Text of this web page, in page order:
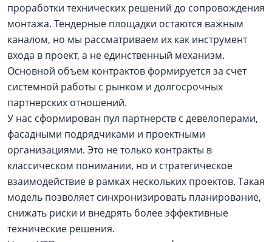
проработки технических решений до сопровождения
монтажа. Тендерные площадки остаются важным
каналом, но мы рассматриваем их как инструмент
входа в проект, а не единственный механизм.
Основной объем контрактов формируется за счет
системной работы с рынком и долгосрочных
партнерских отношений.
У нас сформирован пул партнерств с девелоперами,
фасадными подрядчиками и проектными
организациями. Это не только контракты в
классическом понимании, но и стратегическое
взаимодействие в рамках нескольких проектов. Такая
модель позволяет синхронизировать планирование,
снижать риски и внедрять более эффективные
технические решения.